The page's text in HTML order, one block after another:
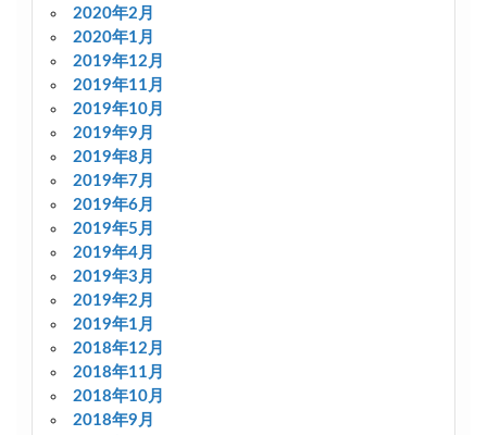
2020年2月
2020年1月
2019年12月
2019年11月
2019年10月
2019年9月
2019年8月
2019年7月
2019年6月
2019年5月
2019年4月
2019年3月
2019年2月
2019年1月
2018年12月
2018年11月
2018年10月
2018年9月